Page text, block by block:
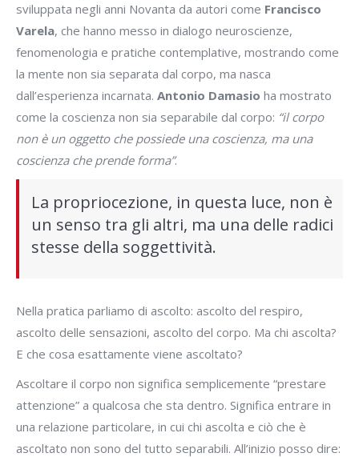
sviluppata negli anni Novanta da autori come Francisco
Varela, che hanno messo in dialogo neuroscienze,
fenomenologia e pratiche contemplative, mostrando come
la mente non sia separata dal corpo, ma nasca
dall’esperienza incarnata. Antonio Damasio ha mostrato
come la coscienza non sia separabile dal corpo: “il corpo
non è un oggetto che possiede una coscienza, ma una
coscienza che prende forma”.
La propriocezione, in questa luce, non è
un senso tra gli altri, ma una delle radici
stesse della soggettività.
Nella pratica parliamo di ascolto: ascolto del respiro,
ascolto delle sensazioni, ascolto del corpo. Ma chi ascolta?
E che cosa esattamente viene ascoltato?
Ascoltare il corpo non significa semplicemente “prestare
attenzione” a qualcosa che sta dentro. Significa entrare in
una relazione particolare, in cui chi ascolta e ciò che è
ascoltato non sono del tutto separabili. All’inizio posso dire: